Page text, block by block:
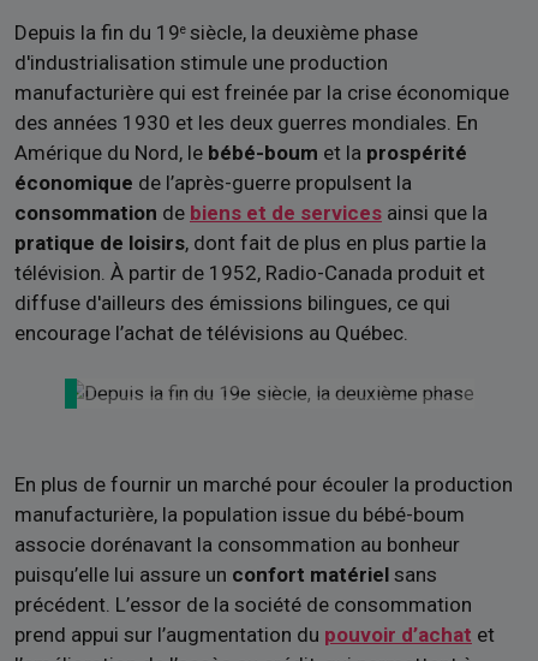
Depuis la fin du 19e siècle, la deuxième phase
d'industrialisation stimule une production
manufacturière qui est freinée par la crise économique
des années 1930 et les deux guerres mondiales. En
Amérique du Nord, le bébé-boum et la prospérité
économique de l’après-guerre propulsent la
consommation de biens et de services ainsi que la
pratique de loisirs, dont fait de plus en plus partie la
télévision. À partir de 1952, Radio-Canada produit et
diffuse d'ailleurs des émissions bilingues, ce qui
encourage l’achat de télévisions au Québec.
En plus de fournir un marché pour écouler la production
manufacturière, la population issue du bébé-boum
associe dorénavant la consommation au bonheur
puisqu’elle lui assure un confort matériel sans
précédent. L’essor de la société de consommation
prend appui sur l’augmentation du pouvoir d’achat et